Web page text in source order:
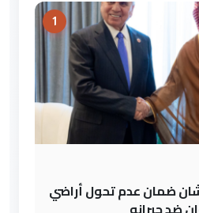
1
ضمان عدم تحول أراضي